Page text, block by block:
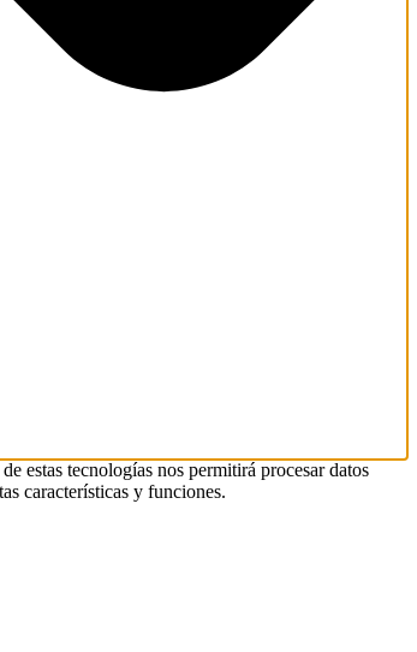
estas tecnologías nos permitirá procesar datos
características y funciones.